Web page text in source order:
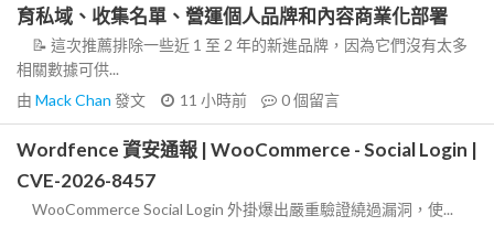
育私域、收集名單、營運個人品牌和內容商業化部署
📝 這次推薦排除一些近 1 至 2 年的新進品牌，因為它們沒有太多
相關數據可供...
由 Mack Chan 發文 11 小時前 0個留言
Wordfence 資安通報 | WooCommerce - Social Login |
CVE-2026-8457
WooCommerce Social Login 外掛爆出嚴重驗證繞過漏洞，使...